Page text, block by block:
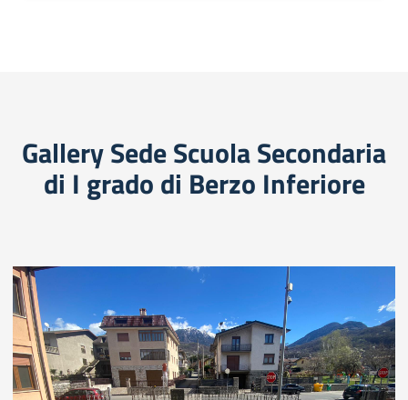
Gallery Sede Scuola Secondaria
di I grado di Berzo Inferiore